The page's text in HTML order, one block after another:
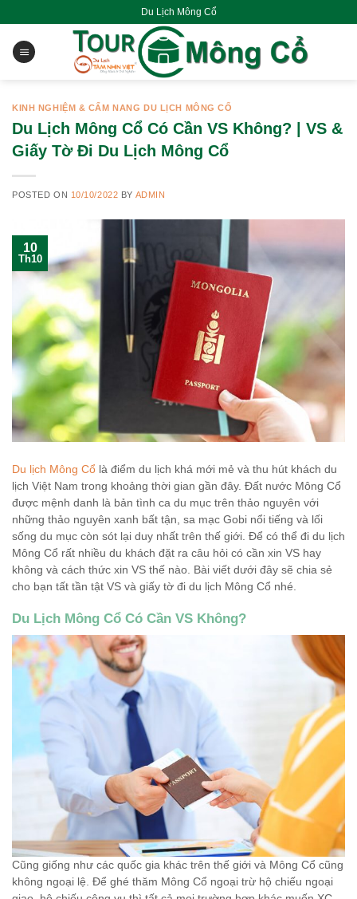
to
content
Du Lịch Mông Cổ
KINH NGHIỆM & CẨM NANG DU LỊCH MÔNG CỔ
Du Lịch Mông Cổ Có Cần VS Không? | VS &
Giấy Tờ Đi Du Lịch Mông Cổ
POSTED ON 10/10/2022 BY ADMIN
10
Th10
Du lịch Mông Cổ là điểm du lịch khá mới mẻ và thu hút khách du
lịch Việt Nam trong khoảng thời gian gần đây. Đất nước Mông Cổ
được mệnh danh là bản tình ca du mục trên thảo nguyên với
những thảo nguyên xanh bất tận, sa mạc Gobi nổi tiếng và lối
sống du mục còn sót lại duy nhất trên thế giới. Để có thể đi du lịch
Mông Cổ rất nhiều du khách đặt ra câu hỏi có cần xin VS hay
không và cách thức xin VS thế nào. Bài viết dưới đây sẽ chia sẻ
cho bạn tất tần tật VS và giấy tờ đi du lịch Mông Cổ nhé.
Du Lịch Mông Cổ Có Cần VS Không?
Cũng giống như các quốc gia khác trên thế giới và Mông Cổ cũng
không ngoại lệ. Để ghé thăm Mông Cổ ngoại trừ hộ chiếu ngoại